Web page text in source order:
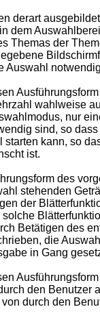
derart
dem
Themas der
Auswahl
wahlweise
nur
sind, so
starten kann, so
ist.
des
stehenden
der
Betätigen des
die
in Gang
den Benutzer
durch den